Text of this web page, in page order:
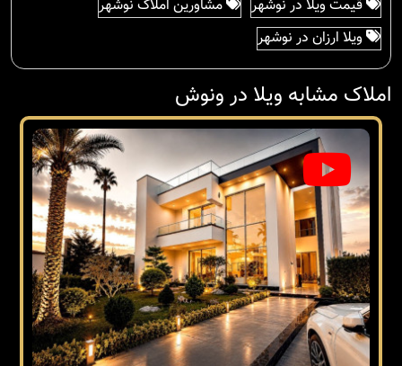
قیمت ویلا در نوشهر
مشاورین املاک نوشهر
ویلا ارزان در نوشهر
املاک مشابه ویلا در ونوش